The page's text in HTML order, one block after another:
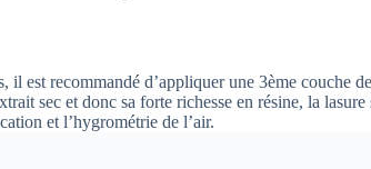
il est recommandé d’appliquer une 3ème couche
sec et donc sa forte richesse en résine, la
et l’hygrométrie de l’air.